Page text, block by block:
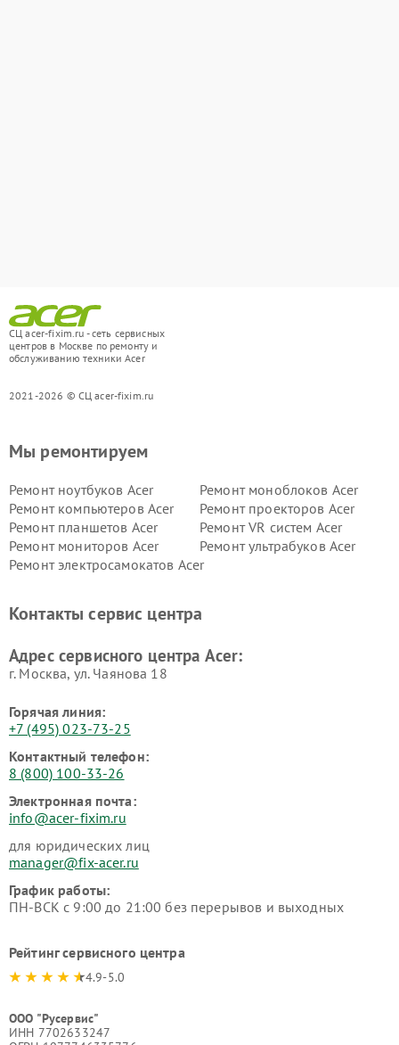
СЦ acer-fixim.ru - сеть сервисных
центров в Москве по ремонту и
обслуживанию техники Acer
2021-2026 © СЦ acer-fixim.ru
Мы ремонтируем
Ремонт ноутбуков Acer
Ремонт моноблоков Acer
Ремонт компьютеров Acer
Ремонт проекторов Acer
Ремонт планшетов Acer
Ремонт VR систем Acer
Ремонт мониторов Acer
Ремонт ультрабуков Acer
Ремонт электросамокатов Acer
Контакты сервис центра
Адрес сервисного центра Acer:
г. Москва, ул. Чаянова 18
Горячая линия:
+7 (495) 023-73-25
Контактный телефон:
8 (800) 100-33-26
Электронная почта:
info@acer-fixim.ru
для юридических лиц
manager@fix-acer.ru
График работы:
ПН-ВСК с 9:00 до 21:00 без перерывов и выходных
Рейтинг сервисного центра
4.9-5.0
ООО "Русервис"
ИНН 7702633247